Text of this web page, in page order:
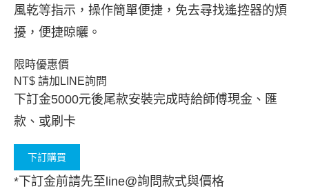
風乾等指示，操作簡單便捷，免去尋找遙控器的煩
擾，便捷晾曬。
限時優惠價
NT$ 請加LINE詢問
下訂金5000元後尾款安裝完成時給師傅現金、匯
款、或刷卡
下訂購買
*下訂金前請先至line@詢問款式與價格